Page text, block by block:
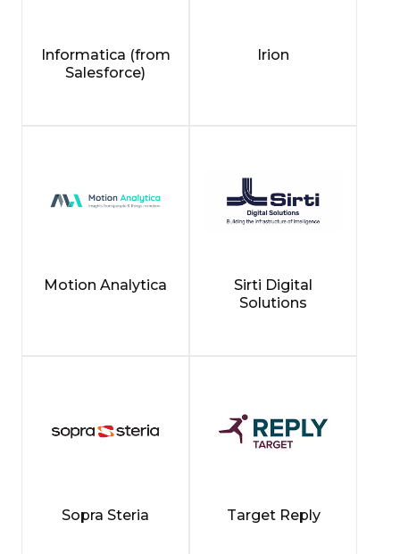
Informatica (from
Salesforce)
Irion
Motion Analytica
Sirti Digital
Solutions
Sopra Steria Target Reply